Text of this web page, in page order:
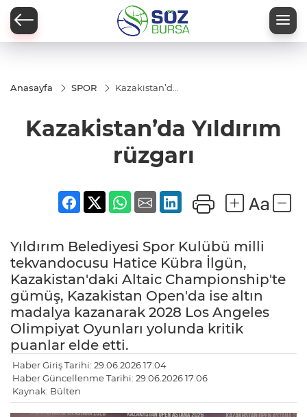
Anasayfa SPOR
Kazakistan’da
Kazakistan’da Yıldırım
rüzgarı
Yıldırım Belediyesi Spor Kulübü milli
tekvandocusu Hatice Kübra İlgün,
Kazakistan'daki Altaic Championship'te
gümüş, Kazakistan Open'da ise altın
madalya kazanarak 2028 Los Angeles
Olimpiyat Oyunları yolunda kritik
puanlar elde etti.
Haber Giriş Tarihi: 29.06.2026 17:04
Haber Güncellenme Tarihi: 29.06.2026 17:06
Kaynak: Bülten